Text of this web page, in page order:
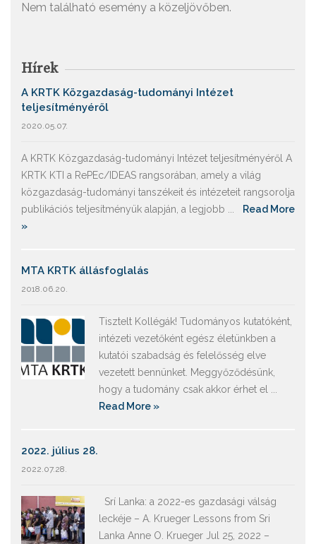
Nem található esemény a közeljövőben.
Hírek
A KRTK Közgazdaság-tudományi Intézet
teljesítményéről
2020.05.07.
A KRTK Közgazdaság-tudományi Intézet teljesítményéről A
KRTK KTI a RePEc/IDEAS rangsorában, amely a világ
közgazdaság-tudományi tanszékeit és intézeteit rangsorolja
publikációs teljesítményük alapján, a legjobb ...
Read More
»
MTA KRTK állásfoglalás
2018.06.20.
Tisztelt Kollégák! Tudományos kutatóként,
intézeti vezetőként egész életünkben a
kutatói szabadság és felelősség elve
vezetett bennünket. Meggyőződésünk,
hogy a tudomány csak akkor érhet el ...
Read More »
2022. július 28.
2022.07.28.
Srí Lanka: a 2022-es gazdasági válság
leckéje – A. Krueger Lessons from Sri
Lanka Anne O. Krueger Jul 25, 2022 –